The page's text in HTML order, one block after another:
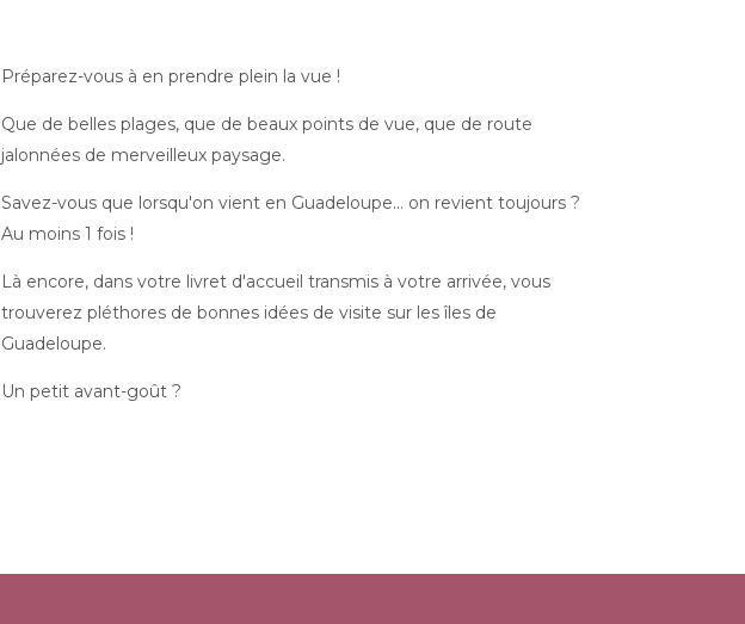
Préparez-vous à en prendre plein la vue !
Que de belles plages, que de beaux points de vue, que de route
jalonnées de merveilleux paysage.
Savez-vous que lorsqu'on vient en Guadeloupe... on revient toujours ?
Au moins 1 fois !
Là encore, dans votre livret d'accueil transmis à votre arrivée, vous
trouverez pléthores de bonnes idées de visite sur les îles de
Guadeloupe.
Un petit avant-goût ?